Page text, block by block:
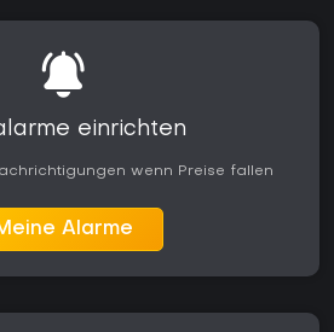
einrichten
wenn Preise fallen
Alarme